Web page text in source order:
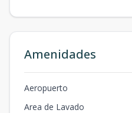
Amenidades
Aeropuerto
Area de Lavado